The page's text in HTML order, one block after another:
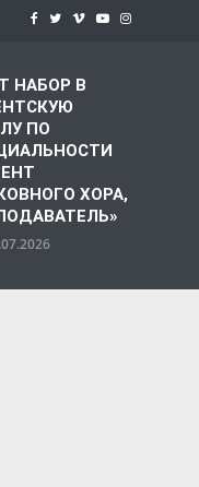
НАБОР В
ПО
ХОРА,